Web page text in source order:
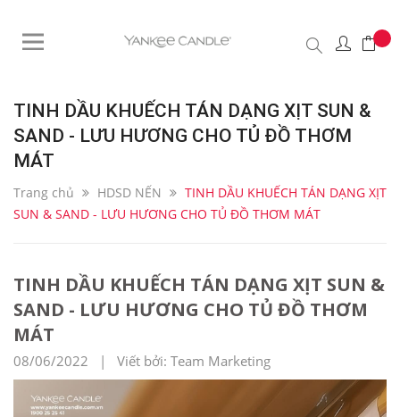
TINH DẦU KHUẾCH TÁN DẠNG XỊT SUN &
SAND - LƯU HƯƠNG CHO TỦ ĐỒ THƠM
MÁT
Trang chủ HDSD NẾN
TINH DẦU KHUẾCH TÁN DẠNG XỊT
SUN & SAND - LƯU HƯƠNG CHO TỦ ĐỒ THƠM MÁT
TINH DẦU KHUẾCH TÁN DẠNG XỊT SUN &
SAND - LƯU HƯƠNG CHO TỦ ĐỒ THƠM
MÁT
08/06/2022 | Viết bởi: Team Marketing